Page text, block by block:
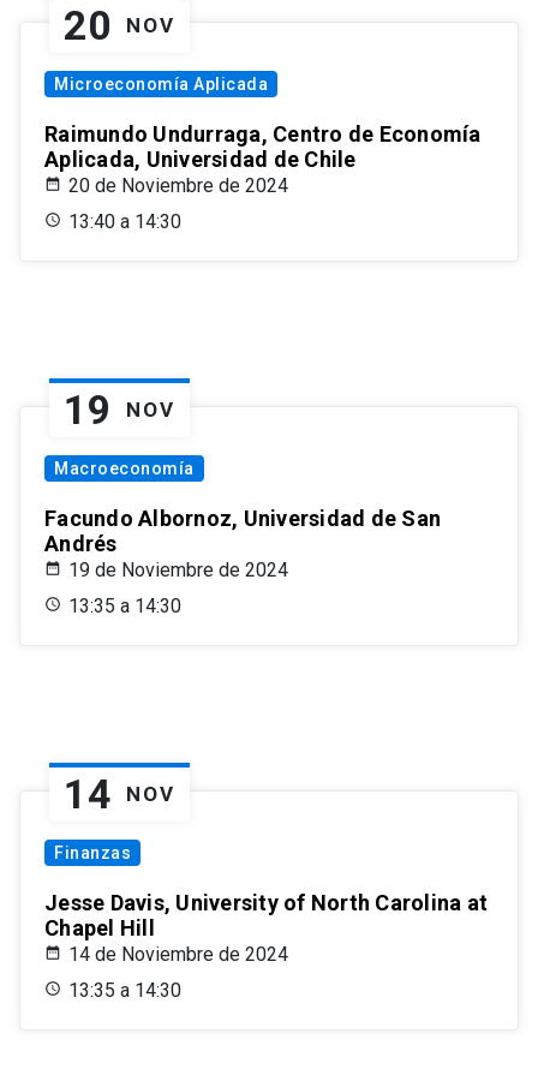
20 NOV
Microeconomía Aplicada
Raimundo Undurraga, Centro de Economía
Aplicada, Universidad de Chile
20 de Noviembre de 2024
13:40 a 14:30
19 NOV
Macroeconomía
Facundo Albornoz, Universidad de San
Andrés
19 de Noviembre de 2024
13:35 a 14:30
14 NOV
Finanzas
Jesse Davis, University of North Carolina at
Chapel Hill
14 de Noviembre de 2024
13:35 a 14:30